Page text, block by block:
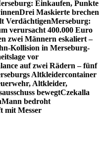
Einkaufen, Punkte
Drei Maskierte brechen
VerdächtigenMerseburg:
verursacht 400.000 Euro
zwei Männern eskaliert –
Kollision in Merseburg-
vor
auf zwei Rädern – fünf
Altkleidercontainer
Altkleider,
bewegtCzekalla
Mann bedroht
mit Messer